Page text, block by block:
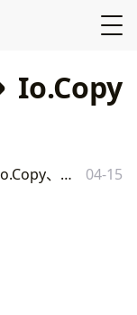
Io.Copy
Golang 文件复制的 3 种实现方式：io.Copy、缓冲读写与 os.Link 详解 04-15